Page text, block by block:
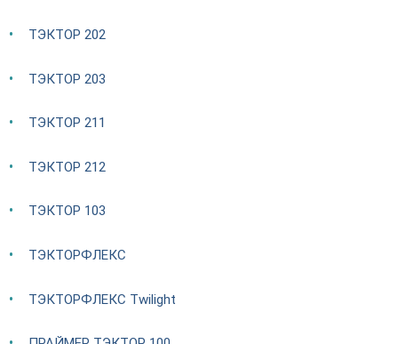
ТЭКТОР 202
ТЭКТОР 203
ТЭКТОР 211
ТЭКТОР 212
ТЭКТОР 103
ТЭКТОРФЛЕКС
ТЭКТОРФЛЕКС Twilight